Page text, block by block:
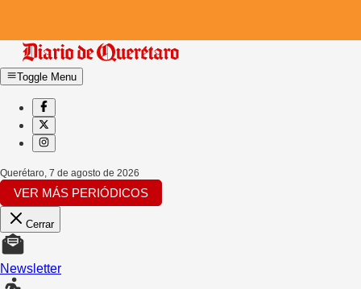
Toggle Menu
Querétaro, 7 de agosto de 2026
VER MÁS PERIÓDICOS
Cerrar
Newsletter